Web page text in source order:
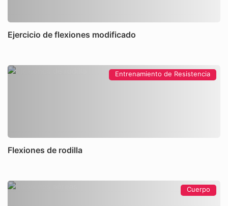
Ejercicio de flexiones modificado
Entrenamiento de Resistencia
Flexiones de rodilla
Cuerpo